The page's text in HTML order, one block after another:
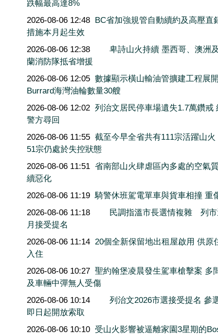
跌幅最高達8%
2026-08-06 12:48 BC省加強規管自動續約及高壓直
措施本月起生效
2026-08-06 12:38
卑詩山火持續 墨西哥、澳洲
蘭消防隊抵省增援
2026-08-06 12:05 數據顯示橫山輸油管擴建工程展
Burrard海灣油輪數量30艘
2026-08-06 12:02 列治文居民停車場遺失1.7萬鑽戒
警方尋回
2026-08-06 11:55 截至今早全省共有111宗活躍山火
51宗仍處於失控狀態
2026-08-06 11:51 省南部山火肆虐區內多處的空氣
續惡化
2026-08-06 11:19 騎警休班駕電單車與貨車相撞 重
2026-08-06 11:18
民調指溫市長選情複雜 列
月接受提名
2026-08-06 11:14 20個全新保留地出租屋啟用 供原
入住
2026-08-06 10:27 聖約翰堡凌晨發生駕車槍擊案 多
及車輛中彈無人受傷
2026-08-06 10:14
列治文2026市選接受提名 參
即日起開放索取
2026-08-06 10:10 受山火影響被逼離家園3星期的